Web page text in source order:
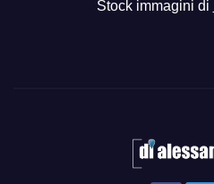
Stock immagini di